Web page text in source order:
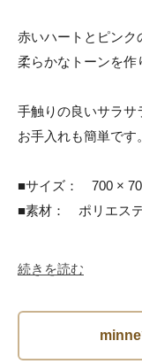
赤いハートとピンク
柔らかなトーンを作
手触りの良いサラサ
お手入れも簡単です。
■サイズ：　700 ×
■素材：　ポリエス
続きを読む